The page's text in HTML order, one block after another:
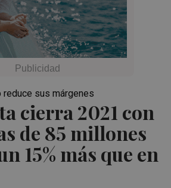
cierra 2021 con
de 85 millones
15% más que en
sus márgenes